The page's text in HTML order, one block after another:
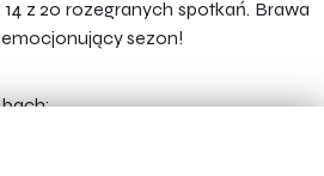
z 20 rozegranych spotkań. Brawa
emocjonujący sezon!